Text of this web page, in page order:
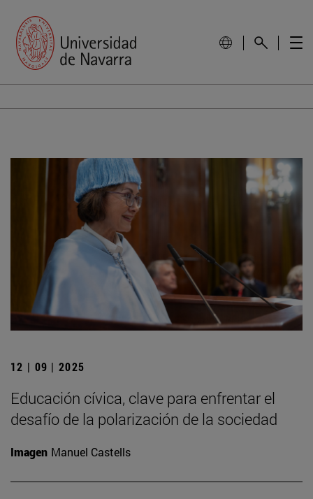
12 | 09 | 2025
Educación cívica, clave para enfrentar el
desafío de la polarización de la sociedad
Imagen Manuel Castells